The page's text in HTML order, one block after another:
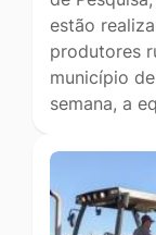
estão
produtores
município
semana, a